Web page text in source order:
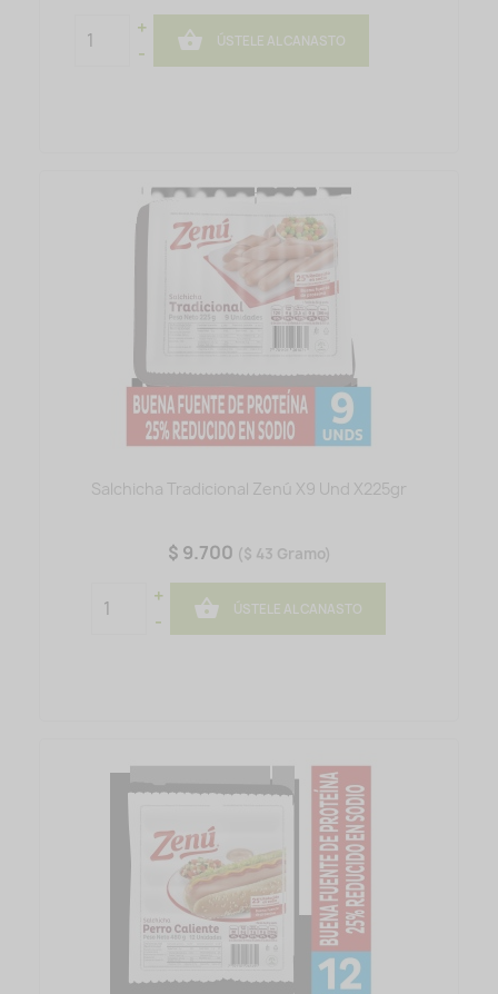
+
-
 ÚSTELE AL CANASTO
Salchicha Tradicional Zenú X9 Und X225gr
$ 9.700 ($ 43 Gramo)
+
-
 ÚSTELE AL CANASTO